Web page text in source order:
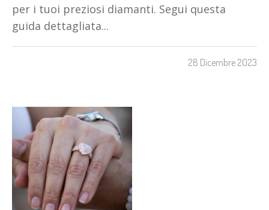
per i tuoi preziosi diamanti. Segui questa
guida dettagliata...
28 Dicembre 2023